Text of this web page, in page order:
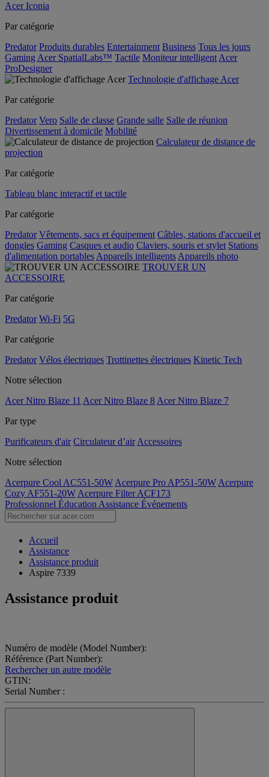
Acer Iconia
Par catégorie
Predator Produits durables Entertainment Business Tous les jours
Gaming Acer SpatialLabs™ Tactile Moniteur intelligent Acer
ProDesigner
Technologie d'affichage Acer
Par catégorie
Predator Vero Salle de classe Grande salle Salle de réunion
Divertissement à domicile Mobilité
Calculateur de distance de
projection
Par catégorie
Tableau blanc interactif et tactile
Par catégorie
Predator Vêtements, sacs et équipement Câbles, stations d'accueil et
dongles Gaming Casques et audio Claviers, souris et stylet Stations
d'alimentation portables Appareils intelligents Appareils photo
TROUVER UN
ACCESSOIRE
Par catégorie
Predator Wi-Fi 5G
Par catégorie
Predator Vélos électriques Trottinettes électriques Kinetic Tech
Notre sélection
Acer Nitro Blaze 11 Acer Nitro Blaze 8 Acer Nitro Blaze 7
Par type
Purificateurs d'air Circulateur d’air Accessoires
Notre sélection
Acerpure Cool AC551-50W Acerpure Pro AP551-50W Acerpure
Cozy AF551-20W Acerpure Filter ACF173
Professionnel Éducation Assistance Événements
Accueil
Assistance
Assistance produit
Aspire 7339
Assistance produit
Numéro de modèle (Model Number):
Référence (Part Number):
Rechercher un autre modèle
GTIN:
Serial Number :